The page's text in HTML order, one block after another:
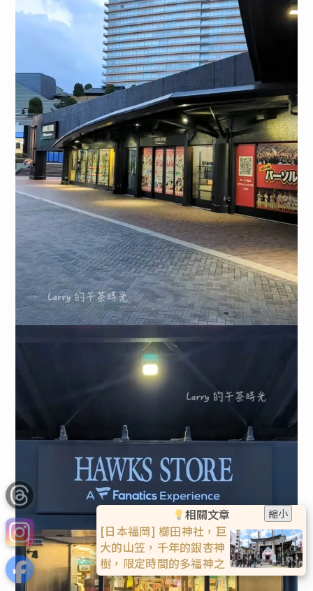
相關文章 縮小
[日本福岡] 太宰府天滿宮
EP1，交通方式，太宰府
全區地圖，表參道美食導
覽，到竈門神社的建議